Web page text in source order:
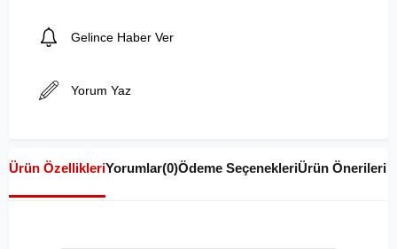
Gelince Haber Ver
Yorum Yaz
Ürün ÖzellikleriYorumlar(0)Ödeme SeçenekleriÜrün Önerileri